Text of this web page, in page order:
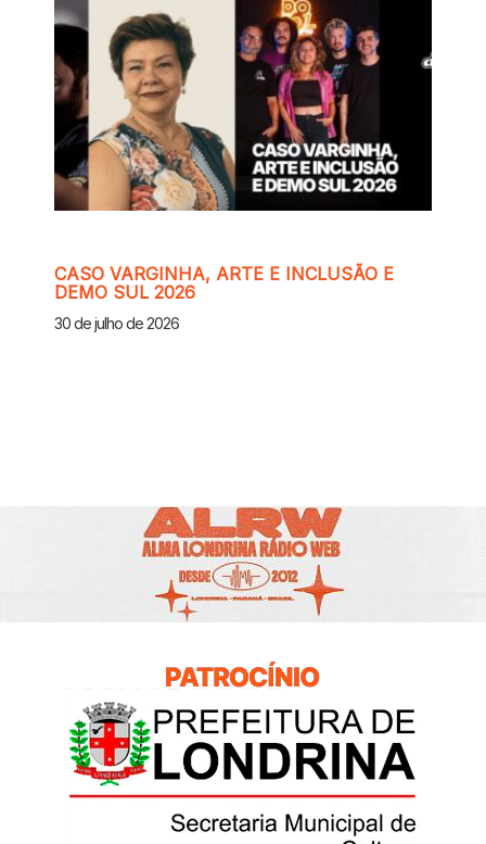
CASO VARGINHA, ARTE E INCLUSÃO E
DEMO SUL 2026
30 de julho de 2026